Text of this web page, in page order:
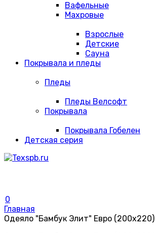
Вафельные
Махровые
Взрослые
Детские
Сауна
Покрывала и пледы
Пледы
Пледы Велсофт
Покрывала
Покрывала Гобелен
Детская серия
0
Главная
Одеяло "Бамбук Элит" Евро (200х220)